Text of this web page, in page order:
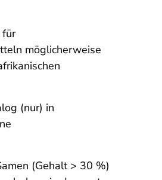
für
möglicherweise
(nur) in
(Gehalt > 30 %)